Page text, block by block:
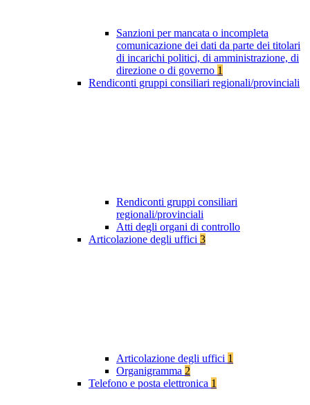
Sanzioni per mancata o incompleta
comunicazione dei dati da parte dei titolari
di incarichi politici, di amministrazione, di
direzione o di governo 1
Rendiconti gruppi consiliari regionali/provinciali
Rendiconti gruppi consiliari
regionali/provinciali
Atti degli organi di controllo
Articolazione degli uffici 3
Articolazione degli uffici 1
Organigramma 2
Telefono e posta elettronica 1